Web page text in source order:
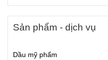
Sản phẩm - dịch vụ
Dầu mỹ phẩm